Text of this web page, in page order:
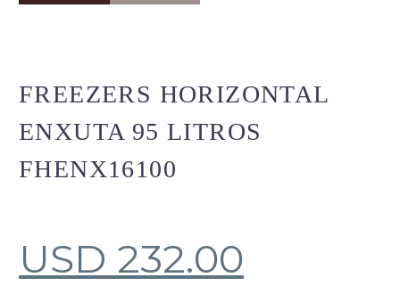
FREEZERS HORIZONTAL
ENXUTA 95 LITROS
FHENX16100
USD 232.00